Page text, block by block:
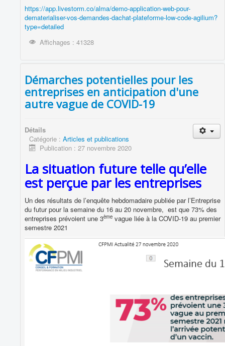
https://app.livestorm.co/alma/demo-application-web-pour-
dematerialiser-vos-demandes-dachat-plateforme-low-code-agilium?
type=detailed
Affichages : 41328
Démarches potentielles pour les
entreprises en anticipation d'une
autre vague de COVID-19
Détails
Catégorie : Articles et publications
Publication : 27 novembre 2020
La situation future telle qu’elle
est perçue par les entreprises
Un des résultats de l’enquête hebdomadaire publiée par l’Entreprise
du futur pour la semaine du 16 au 20 novembre, est que 73% des
entreprises prévoient une 3ème vague liée à la COVID-19 au premier
semestre 2021